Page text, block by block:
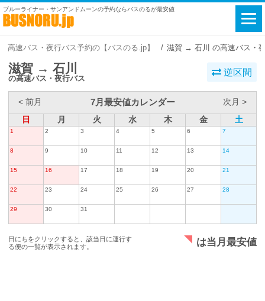
ブルーライナー・サンアンドムーンの予約ならバスのるが最安値
高速バス・夜行バス予約の【バスのる.jp】 滋賀 → 石川 の高速バス・
滋賀 → 石川
の高速バス・夜行バス
逆区間
< 前月 7月最安値カレンダー
次月 >
日
月 火 水 木 金 土
1 2 3 4 5 6 7
8 9 10 11 12 13 14
15 16 17 18 19 20 21
22 23 24 25 26 27 28
29 30 31
日にちをクリックすると、該当日に運行す
る便の一覧が表示されます。
は当月最安値